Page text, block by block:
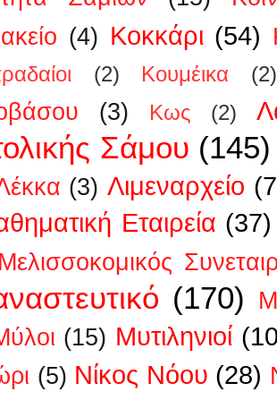
(4) Κοκκάρι (54)
(2) Κουμέικα (2)
(3) Κως (2)
Σάμου (145)
(3) Λιμεναρχείο
Εταιρεία (37)
Μελισσοκομικός
(170)
(15) Μυτιληνιοί
(5) Νίκος Νόου (28)